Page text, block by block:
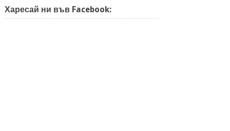
Харесай ни във Facebook: